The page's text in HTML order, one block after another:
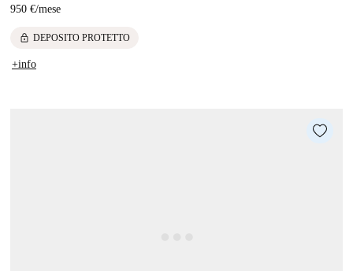
950 €/mese
lock DEPOSITO PROTETTO
+info